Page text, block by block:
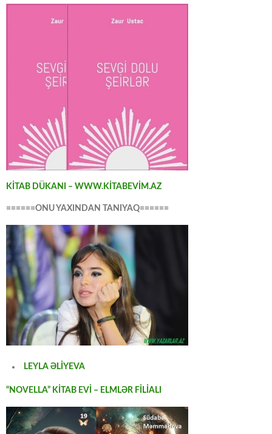
KİTAB DÜKANI – WWW.KİTABEVİM.AZ
======ONU YAXINDAN TANIYAQ======
LEYLA ƏLİYEVA
“NOVELLA” KİTAB EVİ – ELMLƏR FİLİALI